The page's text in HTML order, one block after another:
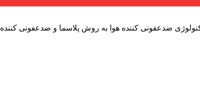
ضدعفونی کننده هوا به روش پلاسما و ضدعفونی کننده